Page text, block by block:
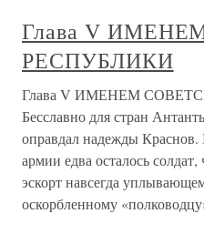
Глава V
РЕСПУБЛИКИ
Глава V ИМЕНЕМ
Бесславно для стран
оправдал надежды Краснов.
армии едва осталось
эскорт навсегда
оскорбленному